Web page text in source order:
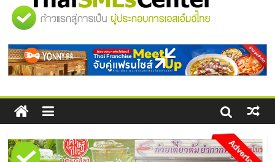
ไชส์ ครั้งที่ 8
ร้านเครื่องเสียงคุณภาพสูง พร้อม
บริษัท Cybersecurity ในไทยที่ไหนดี?
วิธีเลือกผู้ให้บริการให้คุ้มค่าและตอบ
โจทย์ธุรกิจ
"ศูนย์
รวม
ข้อมูล
ธุรกิจ
SME